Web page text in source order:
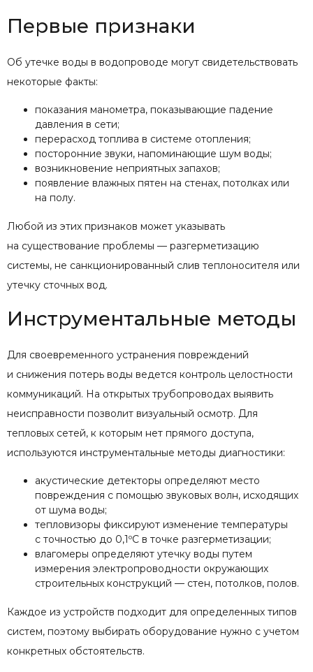
Первые признаки
Об утечке воды в водопроводе могут свидетельствовать
некоторые факты:
показания манометра, показывающие падение
давления в сети;
перерасход топлива в системе отопления;
посторонние звуки, напоминающие шум воды;
возникновение неприятных запахов;
появление влажных пятен на стенах, потолках или
на полу.
Любой из этих признаков может указывать
на существование проблемы — разгерметизацию
системы, не санкционированный слив теплоносителя или
утечку сточных вод.
Инструментальные методы
Для своевременного устранения повреждений
и снижения потерь воды ведется контроль целостности
коммуникаций. На открытых трубопроводах выявить
неисправности позволит визуальный осмотр. Для
тепловых сетей, к которым нет прямого доступа,
используются инструментальные методы диагностики:
акустические детекторы определяют место
повреждения с помощью звуковых волн, исходящих
от шума воды;
тепловизоры фиксируют изменение температуры
с точностью до 0,1ºС в точке разгерметизации;
влагомеры определяют утечку воды путем
измерения электропроводности окружающих
строительных конструкций — стен, потолков, полов.
Каждое из устройств подходит для определенных типов
систем, поэтому выбирать оборудование нужно с учетом
конкретных обстоятельств.